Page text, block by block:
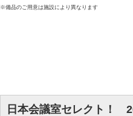
※備品のご用意は施設により異なります
日本会議室セレクト！